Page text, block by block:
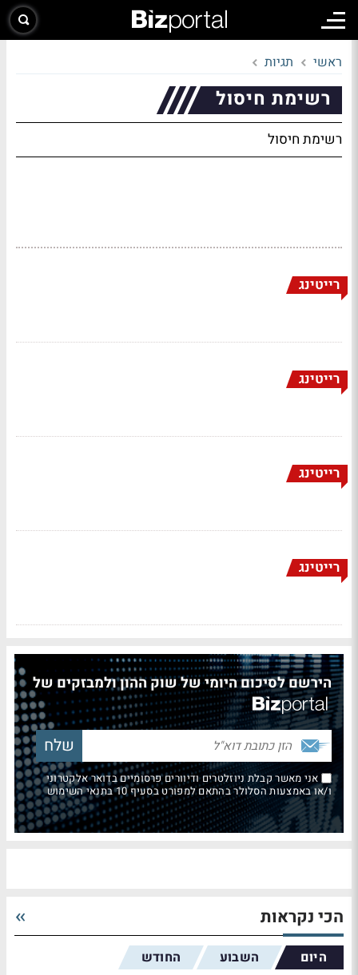
ראשי תגיות
רשימת חיסול
רשימת חיסול
רייטינג
רייטינג
רייטינג
רייטינג
הירשם לסיכום היומי של שוק ההון ולמבזקים של
אני מאשר קבלת ניוזלטרים ודיוורים פרסומיים בדואר אלקטרוני
ו/או באמצעות הסלולר בהתאם למפורט בסעיף 10 בתנאי השימוש
הכי נקראות
היום השבוע החודש